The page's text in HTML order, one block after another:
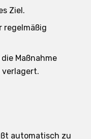
Ziel.
regelmäßig
Maßnahme
automatisch zu